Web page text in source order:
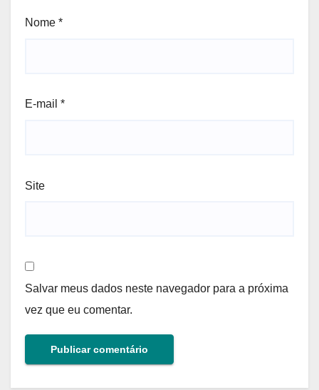
Nome *
E-mail *
Site
Salvar meus dados neste navegador para a próxima
vez que eu comentar.